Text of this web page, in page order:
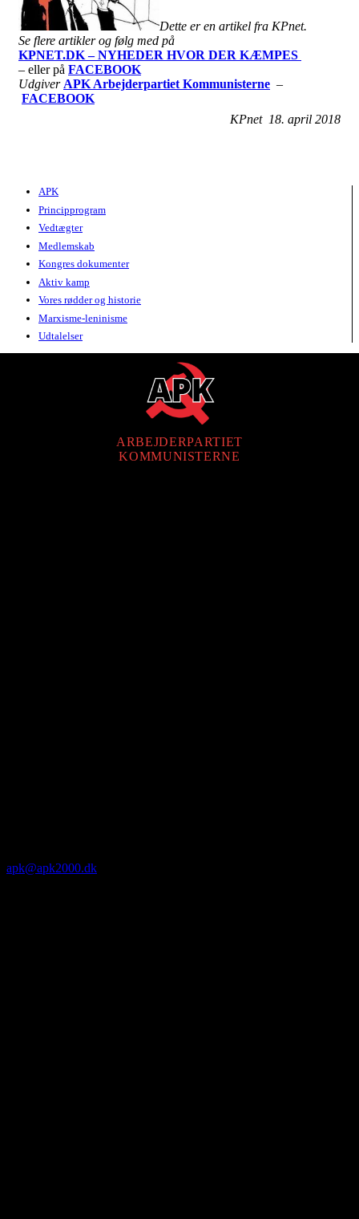
Dette er en artikel fra KPnet.
Se flere artikler og følg med på
KPNET.DK – NYHEDER HVOR DER KÆMPES
– eller på FACEBOOK
Udgiver APK Arbejderpartiet Kommunisterne –
FACEBOOK
KPnet 18. april 2018
APK
Principprogram
Vedtægter
Medlemskab
Kongres dokumenter
Aktiv kamp
Vores rødder og historie
Marxisme-leninisme
Udtalelser
ARBEJDERPARTIET
KOMMUNISTERNE
apk@apk2000.dk